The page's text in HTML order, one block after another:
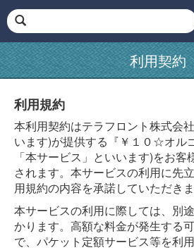
利用契約
利用規約
本利用契約はテラフロント株式会
います)が提供する『￥１０☆オル
「本サービス」といいます)をお
されます。本サービスの利用に先
用規約の内容を承諾していただきま
本サービスの利用に際しては、別
かります。高額な料金が発生する
で、パケット定額サービス等を利用